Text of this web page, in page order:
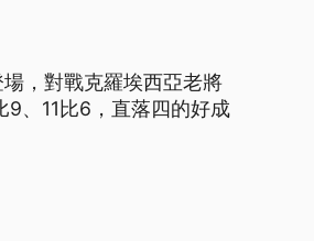
，對戰克羅埃西亞老將
9、11比6，直落四的好成